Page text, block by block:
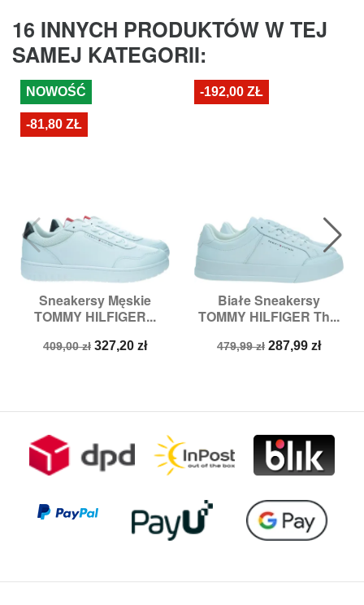
16 INNYCH PRODUKTÓW W TEJ
SAMEJ KATEGORII:
Sneakersy Męskie
TOMMY HILFIGER...
Cena
409,00 zł Cena
327,20 zł
NOWOŚĆ
-81,80 ZŁ
Białe Sneakersy
TOMMY HILFIGER Th...
Cena
479,99 zł Cena
287,99 zł
-192,00 ZŁ